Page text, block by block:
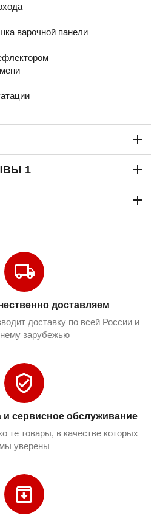
варочной панели
1
доставляем
доставку по всей России и
зарубежью
и сервисное обслуживание
те товары, в качестве которых
мы уверены